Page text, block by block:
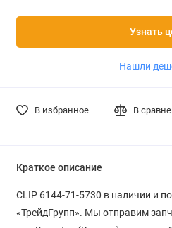
Узнать
Нашли
В избранное В
Краткое описание
CLIP 6144-71-5730 в наличии и
«ТрейдГрупп». Мы отправим